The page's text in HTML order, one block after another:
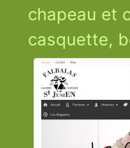
chapeau et
casquette,